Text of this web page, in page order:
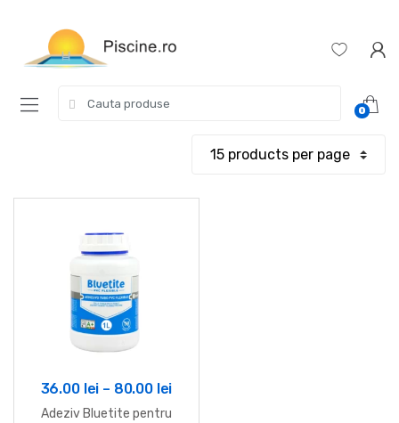
navigation
content
for:
0
36.00 lei – 80.00 leiInterval
Adeziv Bluetite pentru